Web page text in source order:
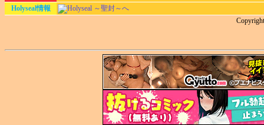
Holyseal情報
Holyseal ～聖封～へ